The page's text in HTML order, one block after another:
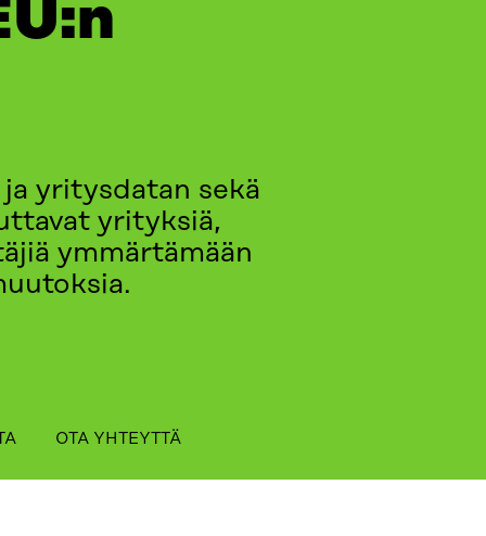
yritysdatan sekä
yrityksiä,
ymmärtämään
OTA YHTEYTTÄ